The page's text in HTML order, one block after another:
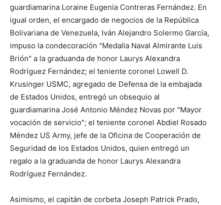
guardiamarina Loraine Eugenia Contreras Fernández. En
igual orden, el encargado de negocios de la República
Bolivariana de Venezuela, Iván Alejandro Solermo García,
impuso la condecoración "Medalla Naval Almirante Luis
Brión" a la graduanda de honor Laurys Alexandra
Rodríguez Fernández; el teniente coronel Lowell D.
Krusinger USMC, agregado de Defensa de la embajada
de Estados Unidos, entregó un obsequio al
guardiamarina José Antonio Méndez Novas por "Mayor
vocación de servicio"; el teniente coronel Abdiel Rosado
Méndez US Army, jefe de la Oficina de Cooperación de
Seguridad de los Estados Unidos, quien entregó un
regalo a la graduanda de honor Laurys Alexandra
Rodríguez Fernández.
Asimismo, el capitán de corbeta Joseph Patrick Prado,